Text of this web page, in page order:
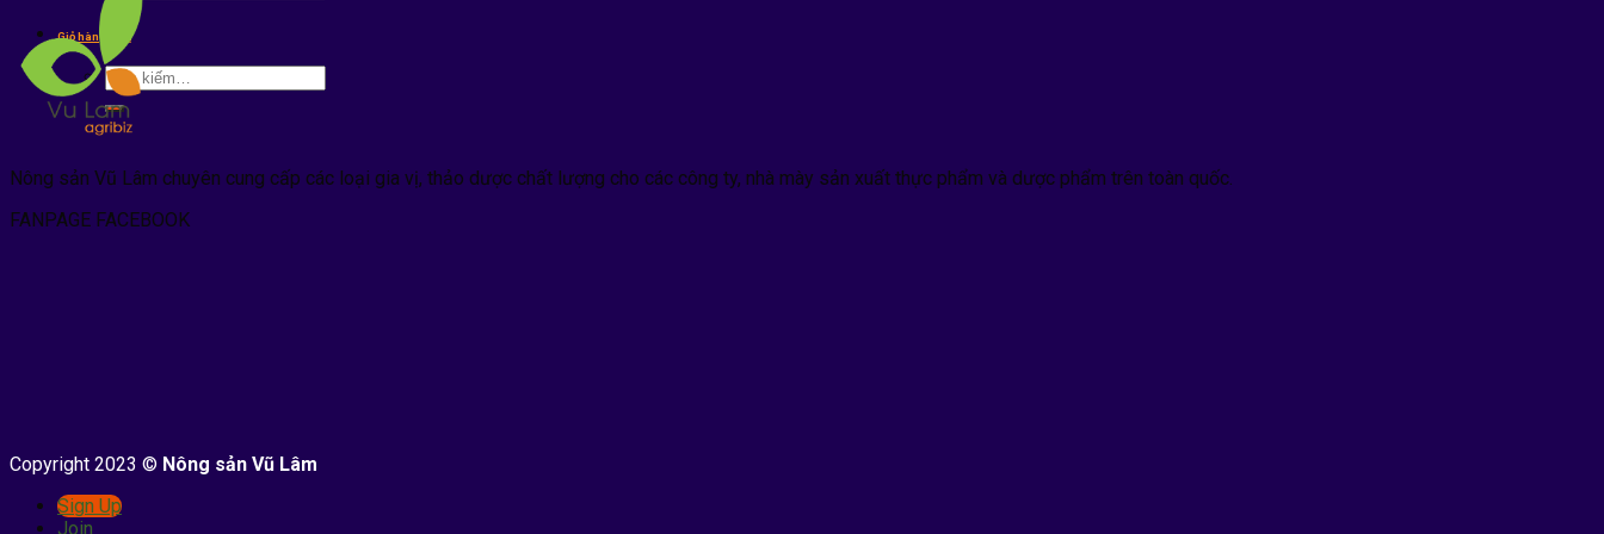
kiếm:
Giỏ hàng / ₫
Tìm
kiếm:
Nông sản Vũ Lâm chuyên cung cấp các loại gia vị, thảo dược chất lượng cho các công ty, nhà mày sản xuất thực phẩm và dược phẩm trên toàn quốc.
FANPAGE FACEBOOK
Copyright 2023 © Nông sản Vũ Lâm
Sign Up
Join